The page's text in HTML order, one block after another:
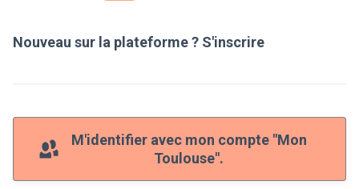
Nouveau sur la plateforme ? S'inscrire
M'identifier avec mon compte "Mon
Toulouse".